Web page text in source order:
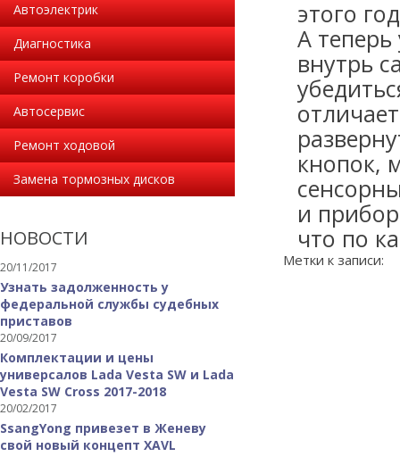
Автоэлектрик
Диагностика
Ремонт коробки
Автосервис
Ремонт ходовой
Замена тормозных дисков
НОВОСТИ
20/11/2017
Узнать задолженность у
федеральной службы судебных
приставов
20/09/2017
Комплектации и цены
универсалов Lada Vesta SW и Lada
Vesta SW Cross 2017-2018
20/02/2017
SsangYong привезет в Женеву
свой новый концепт XAVL
этого
А теперь
внутрь
кнопок,
и
что по
Метки к записи: